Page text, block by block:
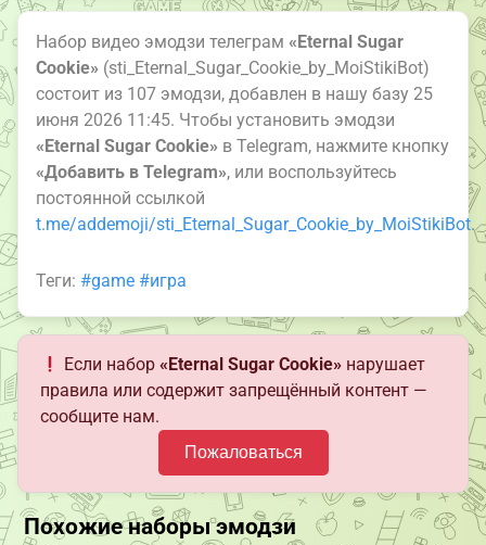
Набор видео эмодзи телеграм «Eternal Sugar
Cookie» (sti_Eternal_Sugar_Cookie_by_MoiStikiBot)
состоит из 107 эмодзи, добавлен в нашу базу 25
июня 2026 11:45. Чтобы установить эмодзи
«Eternal Sugar Cookie» в Telegram, нажмите кнопку
«Добавить в Telegram», или воспользуйтесь
постоянной ссылкой
t.me/addemoji/sti_Eternal_Sugar_Cookie_by_MoiStikiBot.
Теги: #game #игра
Если набор«Eternal Sugar Cookie» нарушает
правила или содержит запрещённый контент —
сообщите нам.
Пожаловаться
Похожие наборы эмодзи